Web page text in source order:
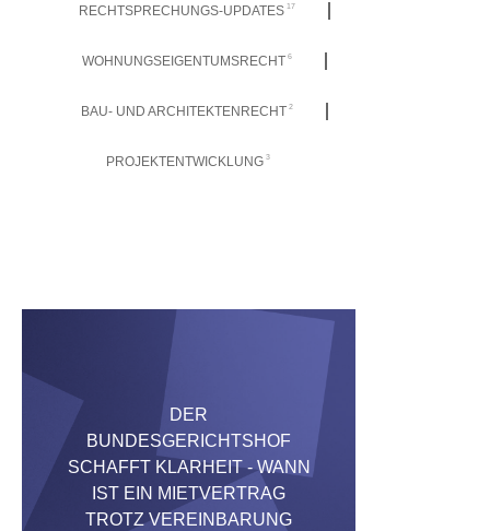
RECHTSPRECHUNGS-UPDATES 17
WOHNUNGSEIGENTUMSRECHT 6
BAU- UND ARCHITEKTENRECHT 2
PROJEKTENTWICKLUNG 3
DER
BUNDESGERICHTSHOF
SCHAFFT KLARHEIT - WANN
IST EIN MIETVERTRAG
TROTZ VEREINBARUNG